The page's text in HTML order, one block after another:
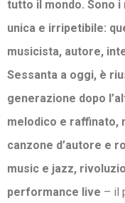
tutto il mondo. Sono
unica e irripetibile:
musicista, autore,
Sessanta a oggi, è
generazione dopo
melodico e raffinato,
canzone d’autore e
music e jazz,
performance live – il